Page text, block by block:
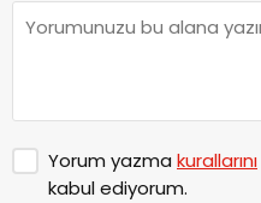
Yorum yazma kurallarını
kabul ediyorum.